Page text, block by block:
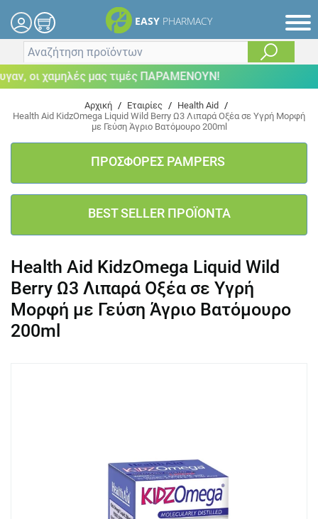
EASY PHARMACY
οι χαμηλές μας τιμές ΠΑΡΑΜΕΝΟΥΝ!
Αρχική / Εταιρίες / Health Aid /
Health Aid KidzOmega Liquid Wild Berry Ω3 Λιπαρά Οξέα σε Υγρή Μορφή
με Γεύση Άγριο Βατόμουρο 200ml
ΠΡΟΣΦΟΡΕΣ PAMPERS
BEST SELLER ΠΡΟΪΟΝΤΑ
Health Aid KidzOmega Liquid Wild
Berry Ω3 Λιπαρά Οξέα σε Υγρή
Μορφή με Γεύση Άγριο Βατόμουρο
200ml